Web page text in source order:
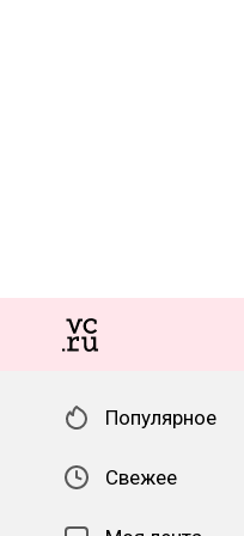
Популярное
Свежее